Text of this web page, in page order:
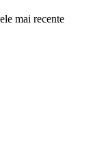
mai recente